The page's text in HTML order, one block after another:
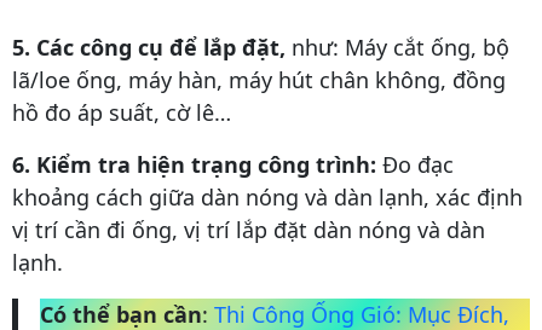
5. Các công cụ để lắp đặt, như: Máy cắt ống, bộ
lã/loe ống, máy hàn, máy hút chân không, đồng
hồ đo áp suất, cờ lê…
6. Kiểm tra hiện trạng công trình: Đo đạc
khoảng cách giữa dàn nóng và dàn lạnh, xác định
vị trí cần đi ống, vị trí lắp đặt dàn nóng và dàn
lạnh.
Có thể bạn cần: Thi Công Ống Gió: Mục Đích,